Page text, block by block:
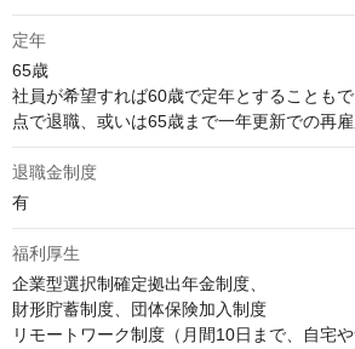
定年
65歳
社員が希望すれば60歳で定年とすることも
点で退職、或いは65歳まで一年更新での再雇
退職金制度
有
福利厚生
企業型選択制確定拠出年金制度、
財形貯蓄制度、団体保険加入制度
リモートワーク制度（月間10日まで、自宅